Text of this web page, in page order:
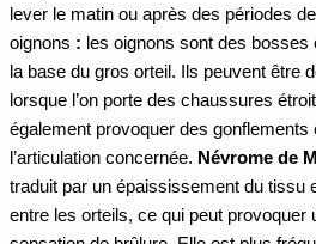
lever le matin ou après des périodes
oignons : les oignons sont des
la base du gros orteil. Ils peuvent être
lorsque l’on porte des chaussures
également provoquer des gonflements
l’articulation concernée. Névrome de
traduit par un épaississement du tissu
entre les orteils, ce qui peut provoquer